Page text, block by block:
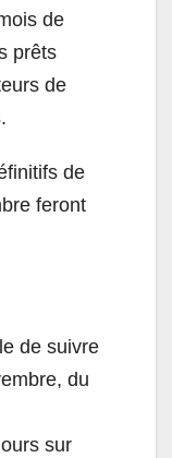
de
prêts
de
de
feront
de suivre
du
sur